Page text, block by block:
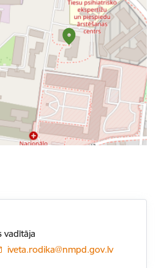
vadītāja
E-pasts:
iveta.rodika@nmpd.gov.lv